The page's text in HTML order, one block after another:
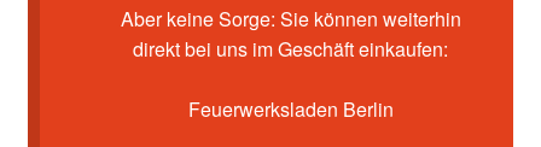
Aber keine Sorge: Sie können weiterhin
direkt bei uns im Geschäft einkaufen:
Feuerwerksladen Berlin